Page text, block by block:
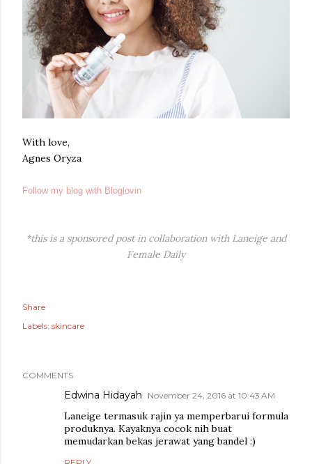
With love,
Agnes Oryza
Follow my blog with Bloglovin
*this is a sponsored post in collaboration with Laneige and
Female Daily
Share
Labels: skincare
COMMENTS
Edwina Hidayah November 24, 2016 at 10:43 AM
Laneige termasuk rajin ya memperbarui formula
produknya. Kayaknya cocok nih buat
memudarkan bekas jerawat yang bandel :)